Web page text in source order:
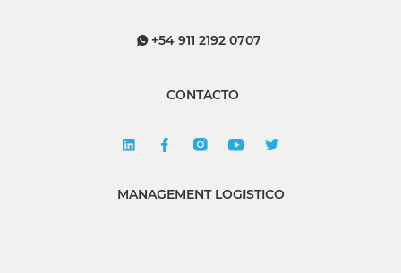
+54 911 2192 0707
CONTACTO
MANAGEMENT LOGISTICO